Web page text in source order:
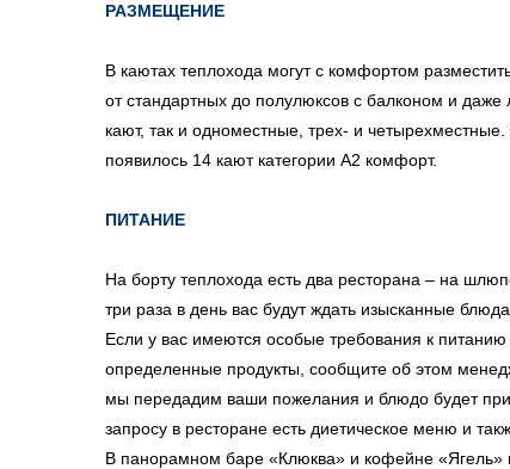
РАЗМЕЩЕНИЕ
В каютах теплохода могут с комфортом
от стандартных до полулюксов с балконом и даже
кают, так и одноместные, трех- и
появилось 14 кают категории А2 комфорт.
ПИТАНИЕ
На борту теплохода есть два ресторана – на
три раза в день вас будут ждать изысканные
Если у вас имеются особые требования к
определенные продукты, сообщите об этом
мы передадим ваши пожелания и блюдо будет
запросу в ресторане есть диетическое меню и
В панорамном баре «Клюква» и кофейне «Ягель»